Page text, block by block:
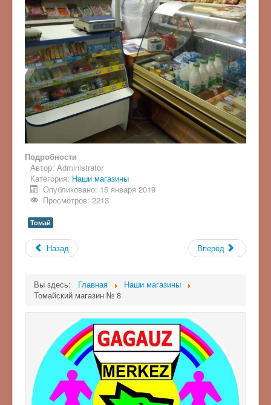
Подробности
Автор: Administrator
Категория: Наши магазины
Опубликовано: 15 января 2019
Просмотров: 2213
Томай
Назад Вперёд
Вы здесь: Главная
Наши магазины
Томайский магазин № 8